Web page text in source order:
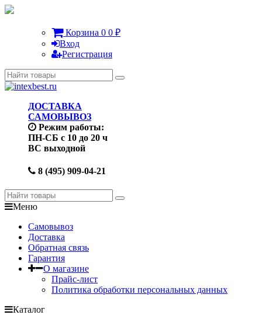
Корзина 0 0 ₽
Вход
Регистрация
ДОСТАВКА
САМОВЫВОЗ
Режим работы:
ПН-СБ с 10 до 20 ч
ВС выходной
8 (495) 909-04-21
Меню
Самовывоз
Доставка
Обратная связь
Гарантия
О магазине
Прайс-лист
Политика обработки персональных данных
Каталог